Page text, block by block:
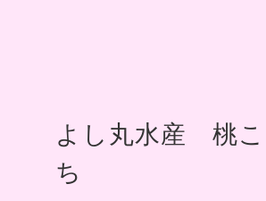
よし丸水産 桃
ち